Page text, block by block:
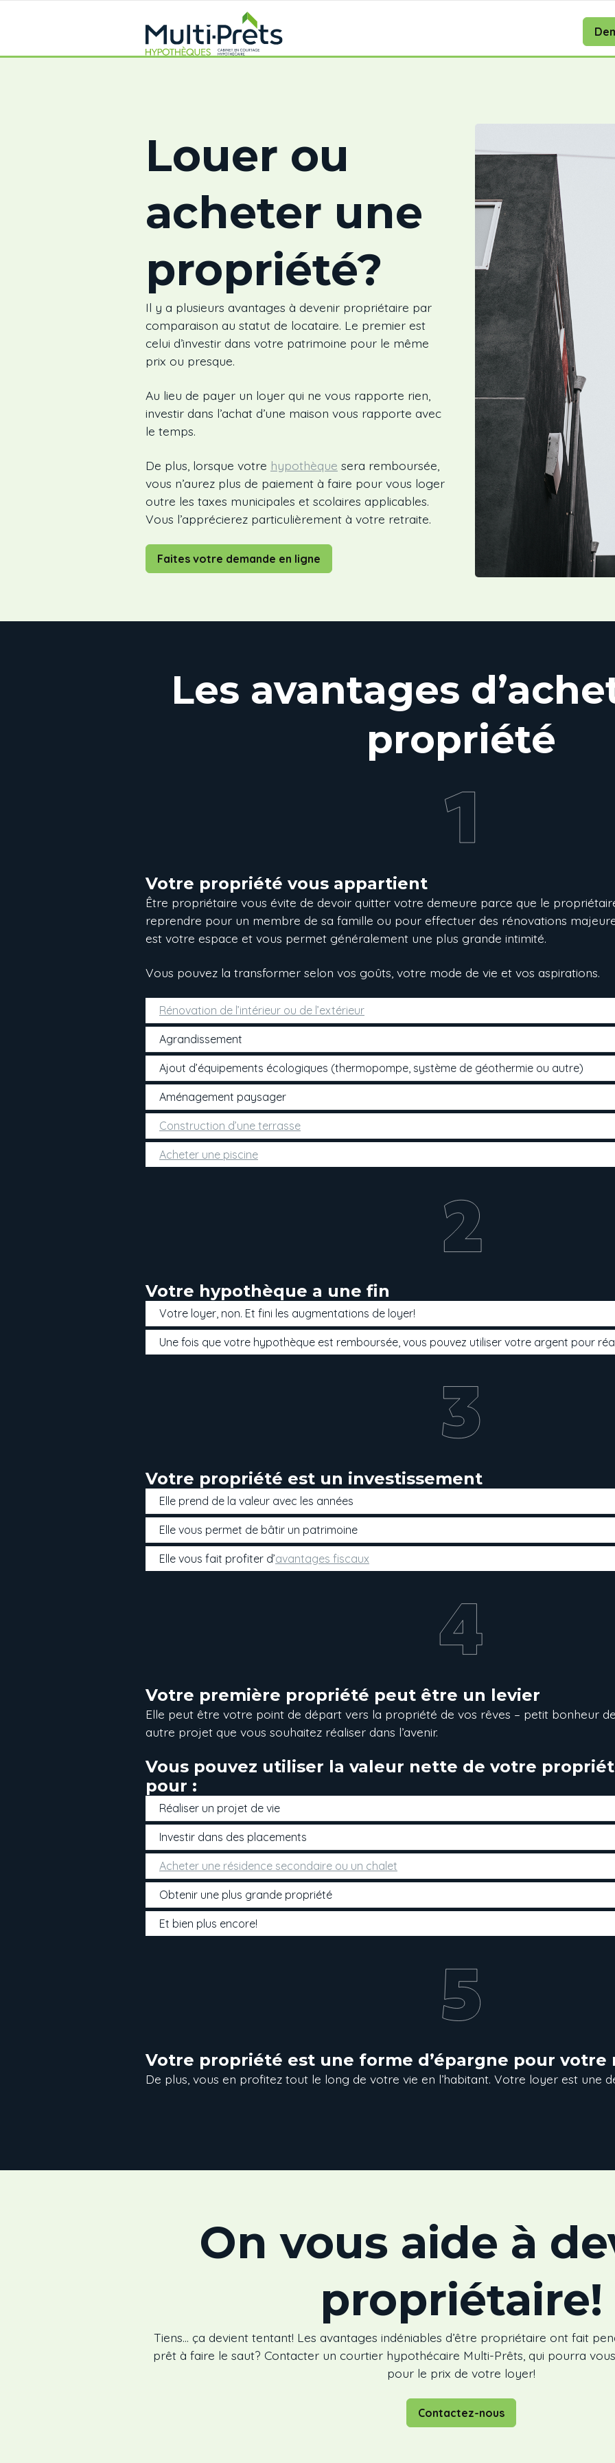
Louer ou
acheter une
propriété?
Il y a plusieurs avantages à devenir propriétaire par
comparaison au statut de locataire. Le premier est
celui d’investir dans votre patrimoine pour le même
prix ou presque.
Au lieu de payer un loyer qui ne vous rapporte rien,
investir dans l’achat d’une maison vous rapporte avec
le temps.
De plus, lorsque votre hypothèque sera remboursée,
vous n’aurez plus de paiement à faire pour vous loger
outre les taxes municipales et scolaires applicables.
Vous l’apprécierez particulièrement à votre retraite.
Faites votre demande en ligne
Les avantages
propriété
Votre propriété vous appartient
Être propriétaire vous évite de devoir quitter votre demeure parce que le
reprendre pour un membre de sa famille ou pour effectuer des rénovations
est votre espace et vous permet généralement une plus grande intimité.
Vous pouvez la transformer selon vos goûts, votre mode de vie et vos aspirations.
Rénovation de l’intérieur ou de l’extérieur
Agrandissement
Ajout d’équipements écologiques (thermopompe, système de géothermie ou autre)
Aménagement paysager
Construction d’une terrasse
Acheter une piscine
Votre hypothèque a une fin
Votre loyer, non. Et fini les augmentations de loyer!
Une fois que votre hypothèque est remboursée, vous pouvez utiliser votre argent pour
Votre propriété est un investissement
Elle prend de la valeur avec les années
Elle vous permet de bâtir un patrimoine
Elle vous fait profiter d’avantages fiscaux
Votre première propriété peut être un levier
Elle peut être votre point de départ vers la propriété de vos rêves – petit bonheur
autre projet que vous souhaitez réaliser dans l’avenir.
Vous pouvez utiliser la valeur nette de votre
pour :
Réaliser un projet de vie
Investir dans des placements
Acheter une résidence secondaire ou un chalet
Obtenir une plus grande propriété
Et bien plus encore!
Votre propriété est une forme d’épargne pour votre
De plus, vous en profitez tout le long de votre vie en l’habitant. Votre loyer est une
On vous aide à
propriétaire!
Tiens… ça devient tentant! Les avantages indéniables d’être propriétaire ont fait
prêt à faire le saut? Contacter un courtier hypothécaire Multi-Prêts, qui pourra
pour le prix de votre loyer!
Contactez-nous